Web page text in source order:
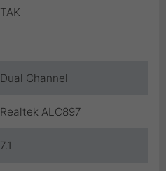
TAK
Dual Channel
Realtek ALC897
7.1